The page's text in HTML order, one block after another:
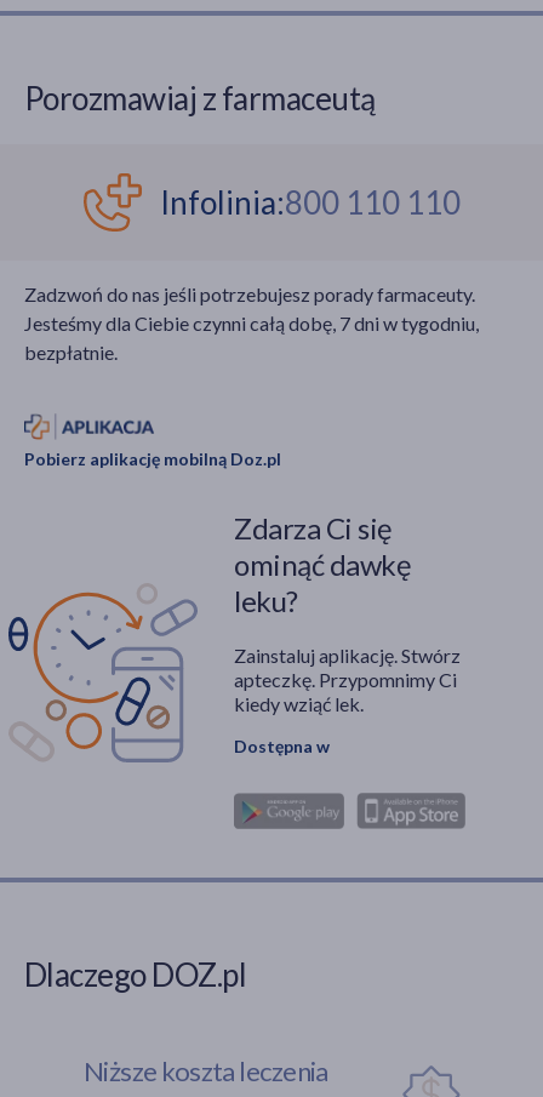
Porozmawiaj z farmaceutą
Infolinia:800 110 110
Zadzwoń do nas jeśli potrzebujesz porady farmaceuty.
Jesteśmy dla Ciebie czynni całą dobę, 7 dni w tygodniu,
bezpłatnie.
Pobierz aplikację mobilną Doz.pl
Zdarza Ci się
ominąć dawkę
leku?
Zainstaluj aplikację. Stwórz
apteczkę. Przypomnimy Ci
kiedy wziąć lek.
Dostępna w
Dlaczego DOZ.pl
Niższe koszta leczenia